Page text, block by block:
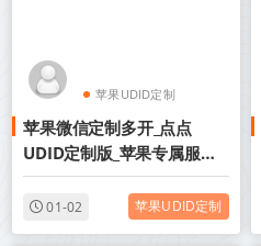
苹果UDID定制
UDID定制版微信
苹果微信定制多开_点点
UDID定制版_苹果专属服务
版
01-02 苹果UDID定制